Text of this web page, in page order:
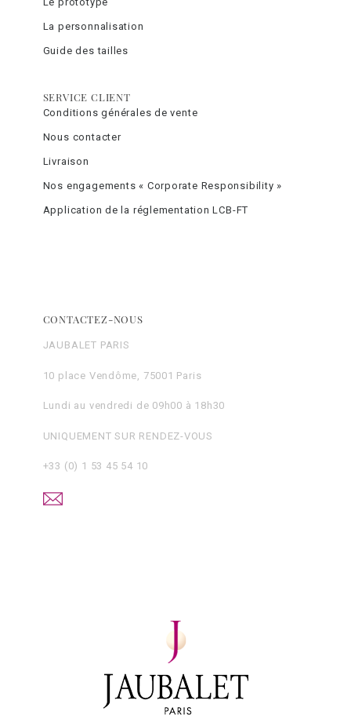
La personnalisation
Guide des tailles
SERVICE CLIENT
Conditions générales de vente
Nous contacter
Livraison
Nos engagements « Corporate Responsibility »
Application de la réglementation LCB-FT
CONTACTEZ-NOUS
JAUBALET PARIS
10 place Vendôme, 75001 Paris
Lundi au vendredi de 09h00 à 18h30
UNIQUEMENT SUR RENDEZ-VOUS
+33 (0) 1 53 45 54 10